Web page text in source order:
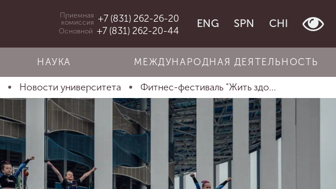
Приемная
комиссия +7 (831) 262-26-20
Основной +7 (831) 262-20-44
ENG SPN CHI
НАУКА МЕЖДУНАРОДНАЯ ДЕЯТЕЛЬНОСТЬ
Новости университета Фитнес-фестиваль “Жить здо...